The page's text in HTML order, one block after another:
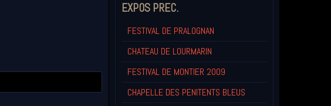
EXPOS PREC.
FESTIVAL DE PRALOGNAN
CHATEAU DE LOURMARIN
FESTIVAL DE MONTIER 2009
CHAPELLE DES PENITENTS BLEUS